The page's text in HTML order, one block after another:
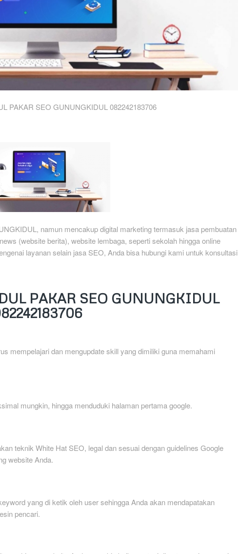
PAKAR SEO GUNUNGKIDUL 082242183706
namun mencakup digital marketing termasuk jasa pembuatan
(website berita), website lembaga, seperti sekolah hingga online
layanan selain jasa SEO, Anda bisa hubungi kami untuk konsultasi
PAKAR SEO GUNUNGKIDUL
mempelajari dan mengupdate skill yang dimiliki guna memahami
mungkin, hingga menduduki halaman pertama google.
teknik White Hat SEO, legal dan sesuai dengan guidelines Google
website Anda.
yang di ketik oleh user sehingga Anda akan mendapatakan
pencari.